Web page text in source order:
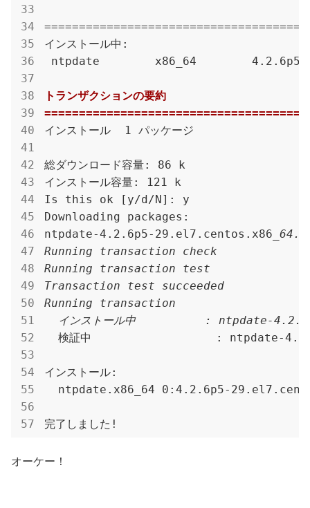
ntpdate        x86_64
トランザクションの要約
インストール  1 パッケージ
総ダウンロード容量: 86 k
インストール容量: 121 k
Is this ok [y/d/N]: y
Downloading packages:
ntpdate-4.2.6p5-29.el7.centos.x86
Running transaction check
Running transaction test
Transaction test succeeded
Running transaction
インストール中          : ntpdate-
検証中                  : ntpdate-
ntpdate.x86_64
完了しました!
オーケー！